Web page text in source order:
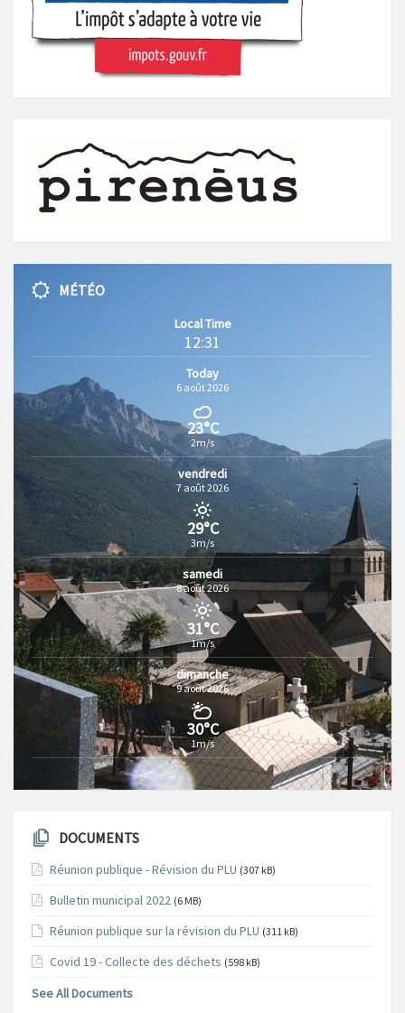
MÉTÉO
Local Time
12:31
Today
6 août 2026
23°C
2m/s
vendredi
7 août 2026
29°C
3m/s
samedi
8 août 2026
31°C
1m/s
dimanche
9 août 2026
30°C
1m/s
DOCUMENTS
Réunion publique - Révision du PLU (307 kB)
Bulletin municipal 2022 (6 MB)
Réunion publique sur la révision du PLU (311 kB)
Covid 19 - Collecte des déchets (598 kB)
See All Documents